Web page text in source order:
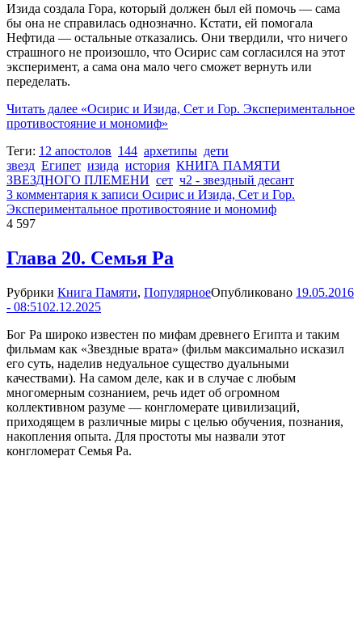
Изида создала Гора, который должен был ей помочь — сама
бы она не справилась однозначно. Кстати, ей помогала
Нефтида — остальные отказались. Они твердили, что ничего
страшного не произошло, что Осирис сам согласился на этот
эксперимент, а сама она мало чего сможет вернуть или
переделать.
Читать далее «Осирис и Изида, Сет и Гор. Экспериментальное
противостояние и мономиф»
Теги: 12 апостолов 144 архетипы дети
звезд Египет изида история КНИГА ПАМЯТИ
ЗВЕЗДНОГО ПЛЕМЕНИ сет ч2 - звездный десант
3 комментария к записи Осирис и Изида, Сет и Гор.
Экспериментальное противостояние и мономиф
4 597
Глава 20. Семья Ра
Рубрики Книга Памяти, ПопулярноеОпубликовано 19.05.2016
- 08:5102.12.2025
Бог Ра широко известен по мифам древнего Египта и таким
фильмам как «Звездные врата» (фильм максимально исказил
его суть, наделив недуальное существо дуальными
качествами). На самом деле, как и в случае с любым
многомерным сознанием, речь идет об огромном
коллективном разуме — конгломерате цивилизаций,
приходящем в различные миры с целью обучения, познания,
накопления опыта. Для простоты мы назвали этот
конгломерат Семья Ра.